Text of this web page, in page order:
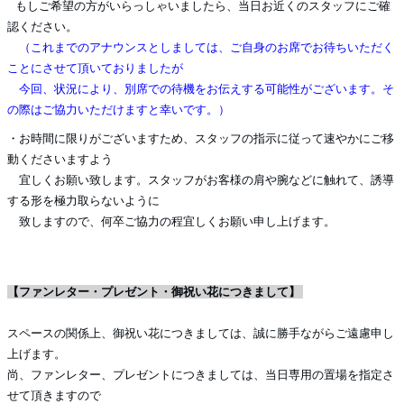
もしご希望の方がいらっしゃいましたら、当日お近くのスタッフにご確
認ください。
（これまでのアナウンスとしましては、ご自身のお席でお待ちいただく
ことにさせて頂いておりましたが
今回、状況により、別席での待機をお伝えする可能性がございます。そ
の際はご協力いただけますと幸いです。）
・お時間に限りがございますため、スタッフの指示に従って速やかにご移
動くださいますよう
宜しくお願い致します。スタッフがお客様の肩や腕などに触れて、誘導
する形を極力取らないように
致しますので、何卒ご協力の程宜しくお願い申し上げます。
【ファンレター・プレゼント・御祝い花につきまして】
スペースの関係上、御祝い花につきましては、誠に勝手ながらご遠慮申し
上げます。
尚、ファンレター、プレゼントにつきましては、当日専用の置場を指定さ
せて頂きますので